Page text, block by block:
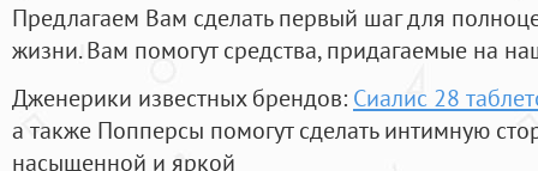
Предлагаем Вам сделать первый шаг для
жизни. Вам помогут средства, придагаемые на
Дженерики известных брендов: Сиалис 28
а также Попперсы помогут сделать интимную
насыщенной и яркой